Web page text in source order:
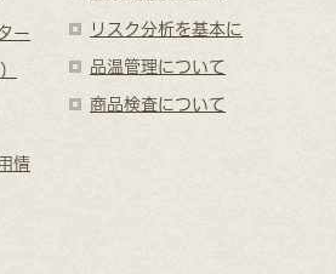
ー
情
リスク分析を基本に
品温管理について
商品検査について